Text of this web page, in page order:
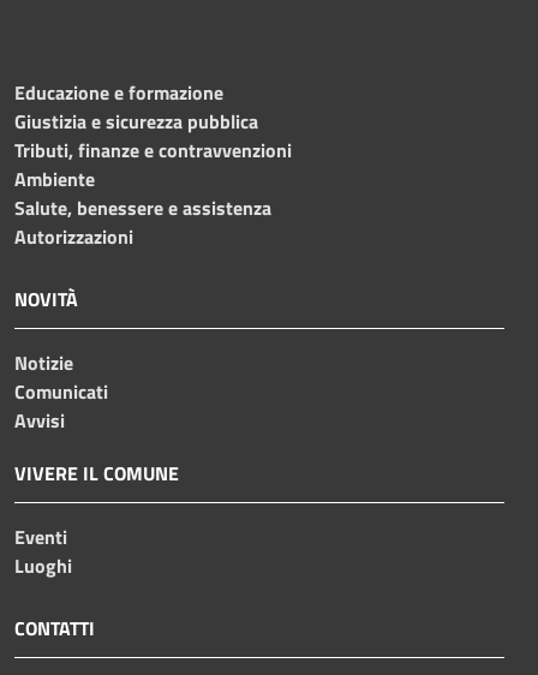
Educazione e formazione
Giustizia e sicurezza pubblica
Tributi, finanze e contravvenzioni
Ambiente
Salute, benessere e assistenza
Autorizzazioni
NOVITÀ
Notizie
Comunicati
Avvisi
VIVERE IL COMUNE
Eventi
Luoghi
CONTATTI